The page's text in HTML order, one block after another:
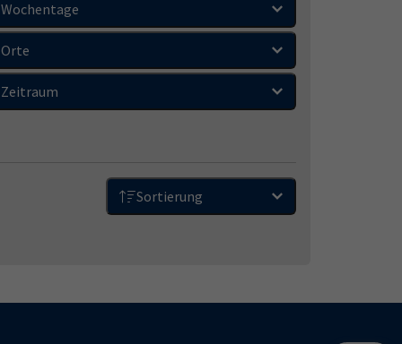
Wochentage
Orte
Zeitraum
Sortierung